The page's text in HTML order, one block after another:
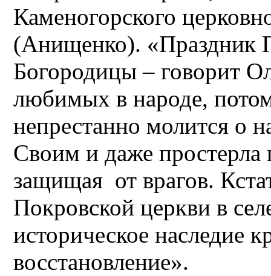
Каменогорского
(Анищенко). «Праздник
Богородицы – говорит
любимых в народе,
непрестанно молится о
Своим и даже
защищая от врагов.
Покровской церкви в
историческое наследие
восстановление».